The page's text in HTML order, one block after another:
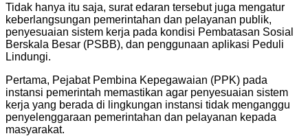
Tidak hanya itu saja, surat edaran tersebut juga mengatur
keberlangsungan pemerintahan dan pelayanan publik,
penyesuaian sistem kerja pada kondisi Pembatasan Sosial
Berskala Besar (PSBB), dan penggunaan aplikasi Peduli
Lindungi.
Pertama, Pejabat Pembina Kepegawaian (PPK) pada
instansi pemerintah memastikan agar penyesuaian sistem
kerja yang berada di lingkungan instansi tidak menganggu
penyelenggaraan pemerintahan dan pelayanan kepada
masyarakat.